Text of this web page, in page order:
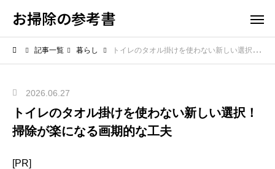
お掃除の参考書
記事一覧 暮らし トイレのタオル掛けを使わない新しい選択！掃除が楽になる画期的な工夫
2026.06.27
トイレのタオル掛けを使わない新しい選択！
掃除が楽になる画期的な工夫
[PR]